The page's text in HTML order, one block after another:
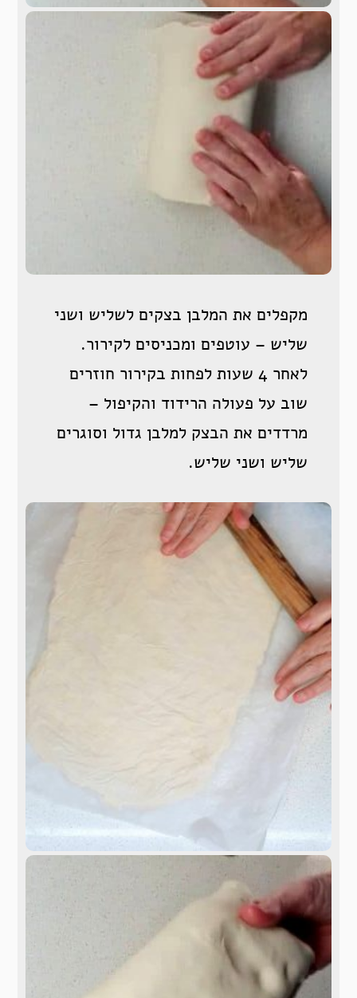
מקפלים את המלבן בצקים לשליש ושני
שליש – עוטפים ומכניסים לקירור.
לאחר 4 שעות לפחות בקירור חוזרים
שוב על פעולה הרידוד והקיפול –
מרדדים את הבצק למלבן גדול וסוגרים
שליש ושני שליש.